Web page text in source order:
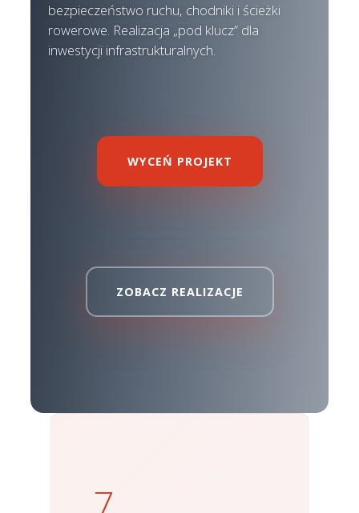
bezpieczeństwo ruchu, chodniki i ścieżki
rowerowe. Realizacja „pod klucz” dla
inwestycji infrastrukturalnych.
WYCEŃ PROJEKT
ZOBACZ REALIZACJE